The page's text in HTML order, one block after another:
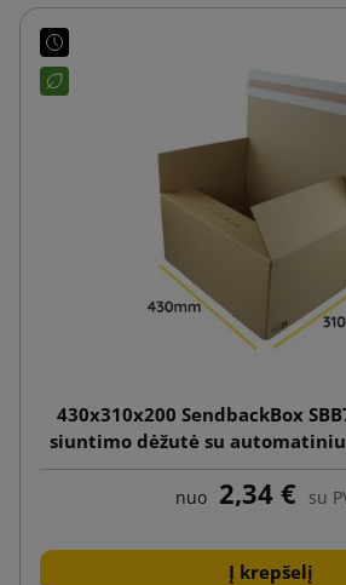
430x310x200 SendbackBox
siuntimo dėžutė su
lipnia juostele ir
nuo 2,34 € su
Į krepšelį